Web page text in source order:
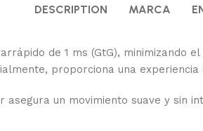
DESCRIPTION MARCA
de 1 ms (GtG), minimizando
proporciona una
asegura un movimiento suave y